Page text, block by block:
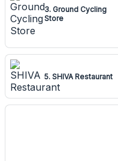
3. Ground Cycling
Store
5. SHIVA Restaurant